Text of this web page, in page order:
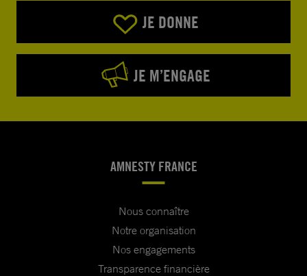
JE DONNE
JE M’ENGAGE
AMNESTY FRANCE
Nous connaître
Notre organisation
Nos engagements
Transparence financière